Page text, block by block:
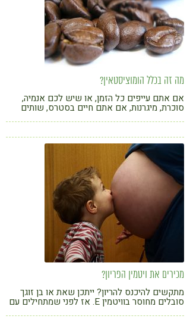
מה זה בכלל הומוציסטאין?
אם אתם עייפים כל הזמן, או שיש לכם אנמיה,
סוכרת, מיגרנות, אם אתם חיים בסטרס, שותים
הומוציסטאין. זה יכול לשנות לכם את החיים
מכירים את ויטמין הפריון?
מתקשים להיכנס להריון? ייתכן שאת או בן זוגך
סובלים מחוסר בוויטמין E. אז לפני שמתחילים עם